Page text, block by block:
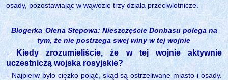
osady, pozostawiając w wąwozie trzy działa przeciwlotnicze.
Blogerka Ołena Stepowa: Nieszczęście Donbasu polega na
tym, że nie postrzega swej winy w tej wojnie
- Kiedy zrozumieliście, że w tej wojnie aktywnie
uczestniczą wojska rosyjskie?
- Najpierw było ciężko pojąć, skąd są ostrzeliwane miasto i osady.